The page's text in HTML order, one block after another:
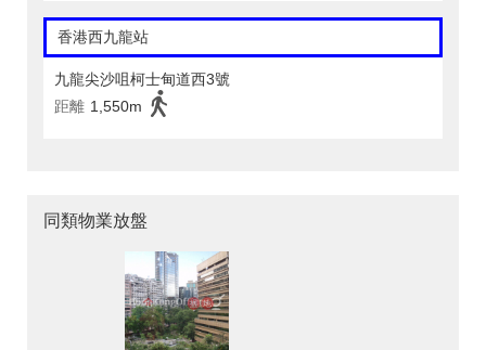
香港西九龍站
九龍尖沙咀柯士甸道西3號
距離 1,550m
同類物業放盤